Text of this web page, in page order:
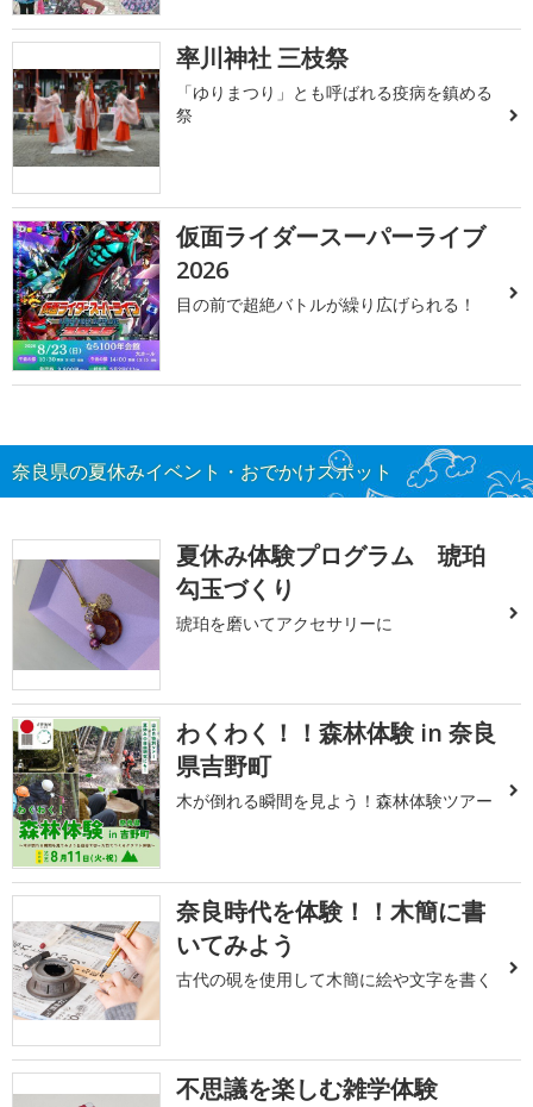
率川神社 三枝祭
「ゆりまつり」とも呼ばれる疫病を鎮める
祭
仮面ライダースーパーライブ
2026
目の前で超絶バトルが繰り広げられる！
奈良県の夏休みイベント・おでかけスポット
夏休み体験プログラム 琥珀
勾玉づくり
琥珀を磨いてアクセサリーに
わくわく！！森林体験 in 奈良
県吉野町
木が倒れる瞬間を見よう！森林体験ツアー
奈良時代を体験！！木簡に書
いてみよう
古代の硯を使用して木簡に絵や文字を書く
不思議を楽しむ雑学体験